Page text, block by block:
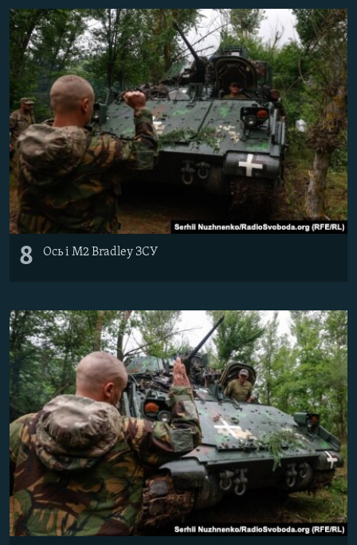
8 Ось і M2 Bradley ЗСУ